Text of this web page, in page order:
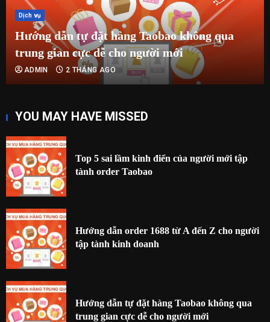
Dịch vụ
Hướng dẫn tự đặt hàng Taobao không qua
trung gian cực dễ cho người mới
ADMIN 2 THÁNG AGO
YOU MAY HAVE MISSED
Top 5 sai lầm kinh điển của người mới tập
tành order Taobao
Hướng dẫn order 1688 từ A đến Z cho người
tập tành kinh doanh
Hướng dẫn tự đặt hàng Taobao không qua
trung gian cực dễ cho người mới